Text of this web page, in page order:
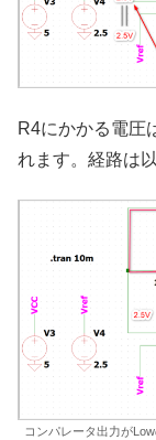
R4にかかる電圧
れます。経路は
コンパレータ出力が